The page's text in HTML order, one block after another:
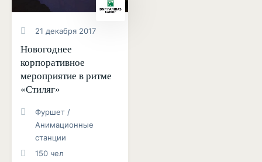
21 декабря 2017
Новогоднее
корпоративное
мероприятие в ритме
«Стиляг»
Фуршет /
Анимационные
станции
150 чел